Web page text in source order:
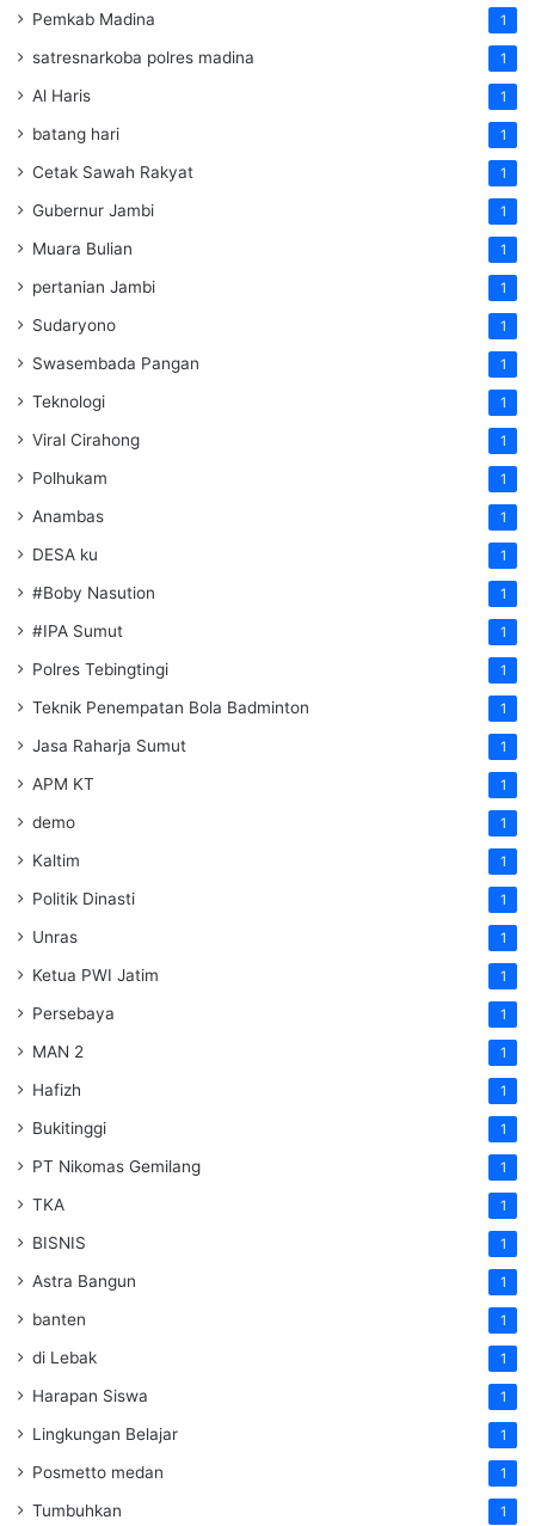
Pemkab Madina 1
satresnarkoba polres madina 1
Al Haris 1
batang hari 1
Cetak Sawah Rakyat 1
Gubernur Jambi 1
Muara Bulian 1
pertanian Jambi 1
Sudaryono 1
Swasembada Pangan 1
Teknologi 1
Viral Cirahong 1
Polhukam 1
Anambas 1
DESA ku 1
#Boby Nasution 1
#IPA Sumut 1
Polres Tebingtingi 1
Teknik Penempatan Bola Badminton 1
Jasa Raharja Sumut 1
APM KT 1
demo 1
Kaltim 1
Politik Dinasti 1
Unras 1
Ketua PWI Jatim 1
Persebaya 1
MAN 2 1
Hafizh 1
Bukitinggi 1
PT Nikomas Gemilang 1
TKA 1
BISNIS 1
Astra Bangun 1
banten 1
di Lebak 1
Harapan Siswa 1
Lingkungan Belajar 1
Posmetto medan 1
Tumbuhkan 1